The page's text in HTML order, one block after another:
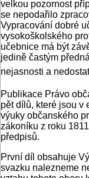
velkou pozornost
se nepodařilo
Vypracování dobré
vysokoškolského
učebnice má být
jedině častým
nejasnosti a
Publikace Právo
pět dílů, které jsou v
výuky občanského
zákoníku z roku
předpisů.
První díl obsahuje
svazku nalezneme